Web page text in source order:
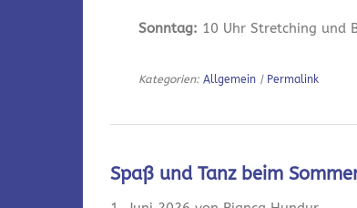
Sonntag: 10 Uhr Stretching und
Kategorien:Allgemein | Permalink
Spaß und Tanz beim